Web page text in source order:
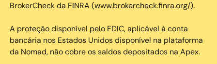
BrokerCheck da FINRA (www.brokercheck.finra.org/).
A proteção disponível pelo FDIC, aplicável à conta
bancária nos Estados Unidos disponível na plataforma
da Nomad, não cobre os saldos depositados na Apex.